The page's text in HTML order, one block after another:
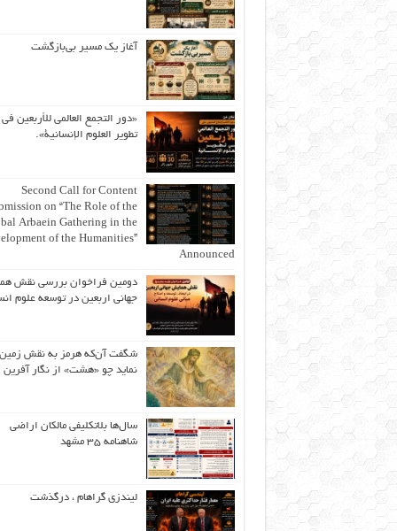
آغاز یک مسیر بی‌بازگشت
«دور التجمع العالمي للأربعين في
تطوير العلوم الإنسانية».
Second Call for Content
on “The Role of the
Arbaein Gathering in the
of the Humanities”
Announced
دومین فراخوان بررسی نقش
جهانی اربعین در توسعه علوم
شگفت آن‌که هرمز به نقش زمین
نماید چو «هشت» از نگار آفرین
سال‌ها بلاتکلیفی مالکان اراضی
شاهنامه ۳۵ مشهد
لیندزی گراهام ، درگذشت